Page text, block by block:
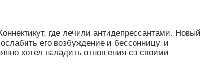
где лечили антидепрессантами. Новый
его возбуждение и бессонницу, и
хотел наладить отношения со своими